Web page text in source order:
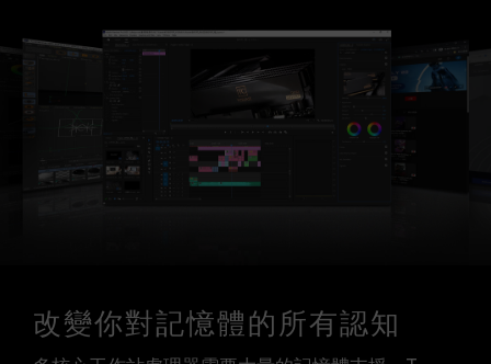
改變你對記憶體的所有認知